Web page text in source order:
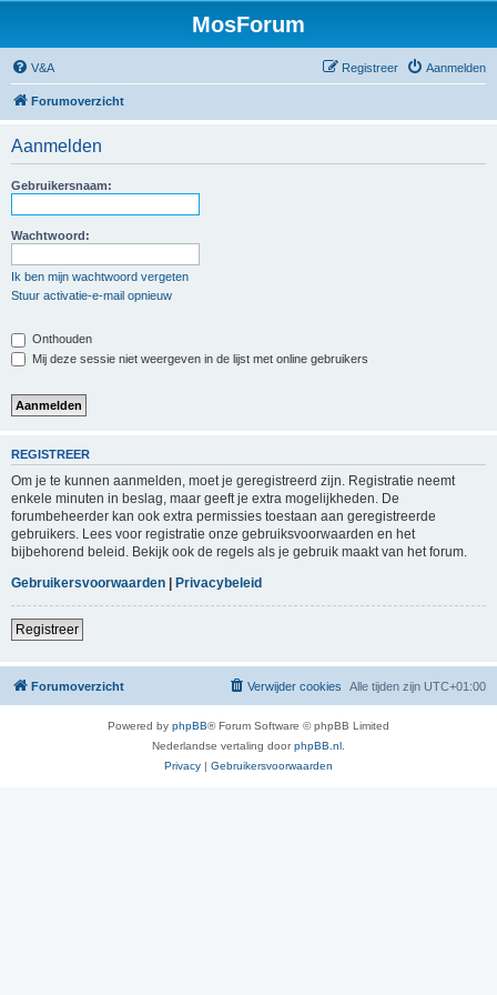
MosForum
V&A Aanmelden
Registreer
Forumoverzicht
Aanmelden
Gebruikersnaam:
Wachtwoord:
Ik ben mijn wachtwoord vergeten
Stuur activatie-e-mail opnieuw
Onthouden
Mij deze sessie niet weergeven in de lijst met online gebruikers
REGISTREER
Om je te kunnen aanmelden, moet je geregistreerd zijn. Registratie neemt
enkele minuten in beslag, maar geeft je extra mogelijkheden. De
forumbeheerder kan ook extra permissies toestaan aan geregistreerde
gebruikers. Lees voor registratie onze gebruiksvoorwaarden en het
bijbehorend beleid. Bekijk ook de regels als je gebruik maakt van het forum.
Gebruikersvoorwaarden | Privacybeleid
Registreer
Forumoverzicht Alle tijden zijn UTC+01:00
Verwijder cookies
Powered by phpBB® Forum Software © phpBB Limited
Nederlandse vertaling doorphpBB.nl
Privacy | Gebruikersvoorwaarden